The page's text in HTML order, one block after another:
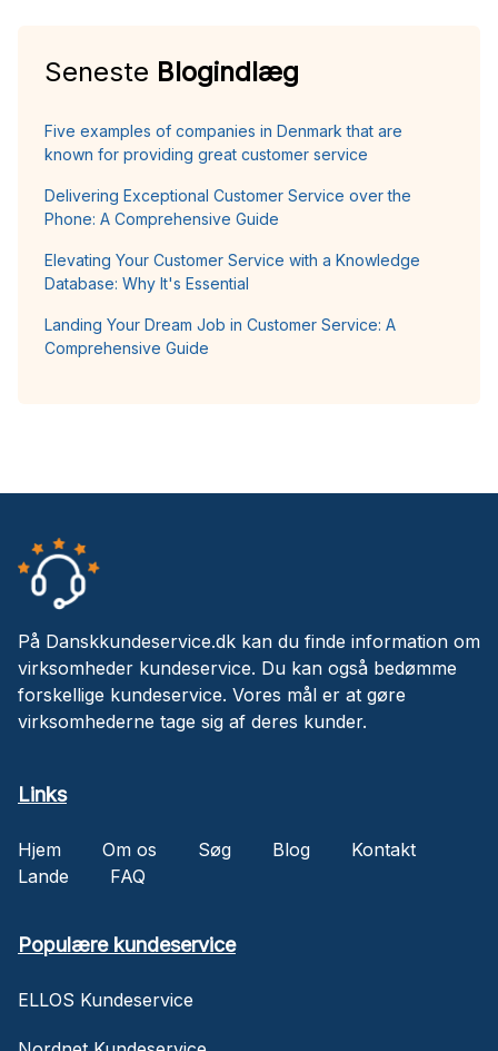
Seneste Blogindlæg
Five examples of companies in Denmark that are
known for providing great customer service
Delivering Exceptional Customer Service over the
Phone: A Comprehensive Guide
Elevating Your Customer Service with a Knowledge
Database: Why It's Essential
Landing Your Dream Job in Customer Service: A
Comprehensive Guide
På Danskkundeservice.dk kan du finde information om
virksomheder kundeservice. Du kan også bedømme
forskellige kundeservice. Vores mål er at gøre
virksomhederne tage sig af deres kunder.
Links
Hjem Om os Søg Blog
Kontakt
Lande
FAQ
Populære kundeservice
ELLOS Kundeservice